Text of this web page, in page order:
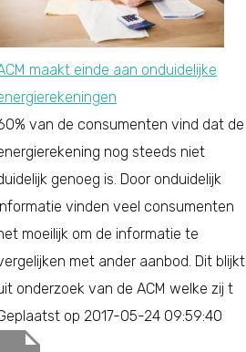
maakt einde aan onduidelijke
van de consumenten vind dat de
nog steeds niet
genoeg is. Door onduidelijk
vinden veel consumenten
moeilijk om de informatie te
met ander aanbod. Dit blijkt
onderzoek van de ACM welke zij t
op 2017-05-24 09:59:40